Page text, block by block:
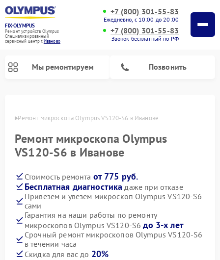
FIX-OLYMPUS
Ремонт устройств Olympus
Специализированный
cервисный центр г.Иваново
+7 (800) 301-55-83
Ежедневно, с 10:00 до 20:00
+7 (800) 301-55-83
Звонок бесплатный по РФ
Мы ремонтируем Позвонить
Ремонт микроскопа Olympus VS120-S6 в Иванове
Ремонт микроскопа Olympus
VS120-S6 в Иванове
Стоимость ремонта от 775 руб.
Бесплатная диагностика даже при отказе
Привезем и увезем микроскоп Olympus VS120-S6
сами
Гарантия на наши работы по ремонту
микроскопов Olympus VS120-S6до 3-х лет
Срочный ремонт микроскопов Olympus VS120-S6
в течении часа
Скидка для вас до 20%